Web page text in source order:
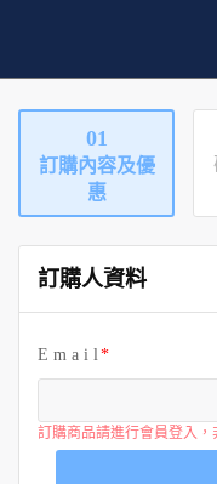
01
訂購內容及優
惠
訂購人資料
E m a i l
訂購商品請進行會員登入，